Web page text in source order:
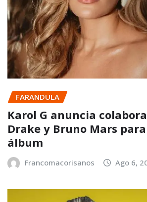
FARANDULA
Karol G anuncia
Drake y Bruno Mars
álbum
Francomacorisanos Ago 6,